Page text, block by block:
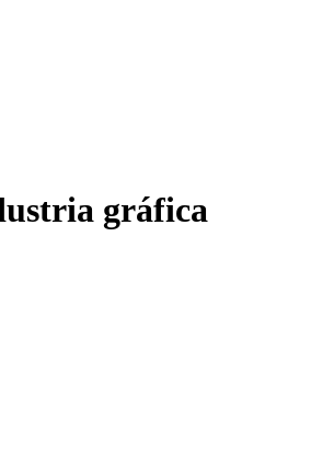
gráfica